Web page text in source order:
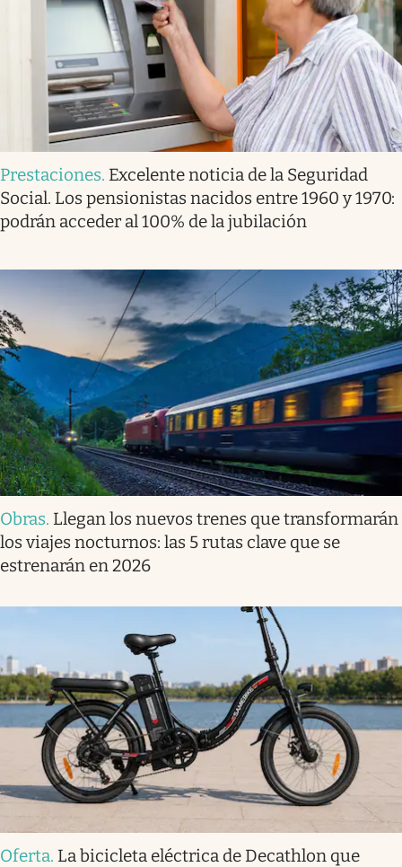
Prestaciones. Excelente noticia de la Seguridad
Social. Los pensionistas nacidos entre 1960 y 1970:
podrán acceder al 100% de la jubilación
Obras. Llegan los nuevos trenes que transformarán
los viajes nocturnos: las 5 rutas clave que se
estrenarán en 2026
Oferta. La bicicleta eléctrica de Decathlon que